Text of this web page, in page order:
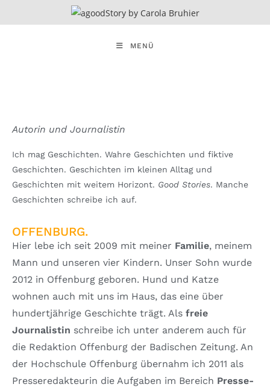
MENÜ
Autorin und Journalistin
Ich mag Geschichten. Wahre Geschichten und fiktive
Geschichten. Geschichten im kleinen Alltag und
Geschichten mit weitem Horizont. Good Stories. Manche
Geschichten schreibe ich auf.
OFFENBURG.
Hier lebe ich seit 2009 mit meiner Familie, meinem
Mann und unseren vier Kindern. Unser Sohn wurde
2012 in Offenburg geboren. Hund und Katze
wohnen auch mit uns im Haus, das eine über
hundertjährige Geschichte trägt. Als freie
Journalistin schreibe ich unter anderem auch für
die Redaktion Offenburg der Badischen Zeitung. An
der Hochschule Offenburg übernahm ich 2011 als
Presseredakteurin die Aufgaben im Bereich Presse-